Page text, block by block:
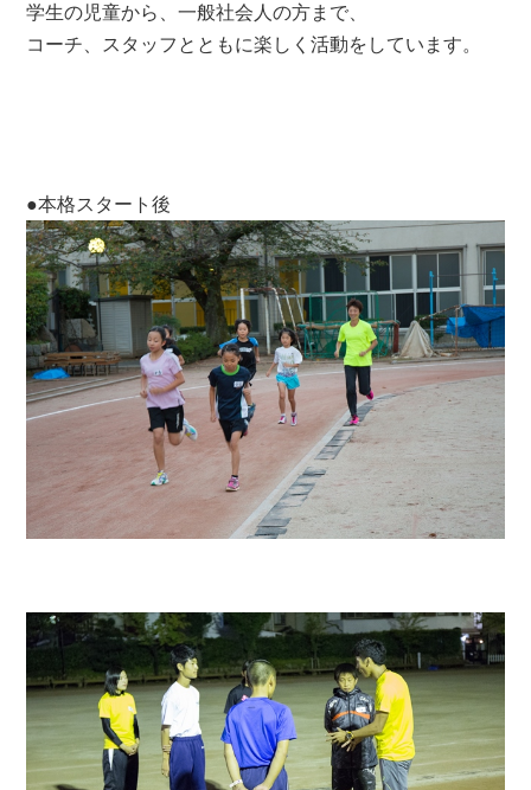
学生の児童から、一般社会人の方まで、
コーチ、スタッフとともに楽しく活動をしています。
●本格スタート後